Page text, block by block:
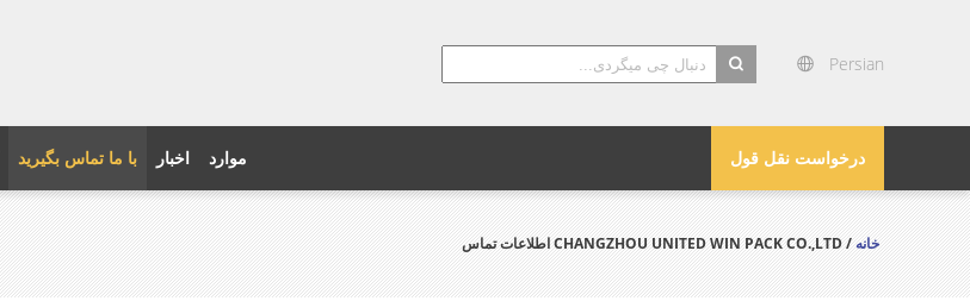
Persian
درخواست نقل قول با ما تماس بگیرید اخبار موارد
خانه/ CHANGZHOU UNITED WIN PACK CO.,LTD اطلاعات تماس